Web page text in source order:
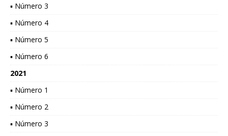
▪ Número 3
▪ Número 4
▪ Número 5
▪ Número 6
2021
▪ Número 1
▪ Número 2
▪ Número 3